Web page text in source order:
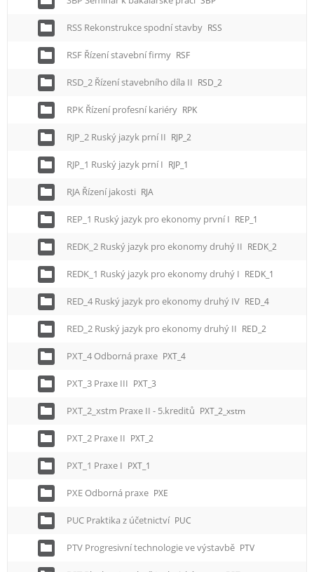
RSS Rekonstrukce spodní stavby RSS
RSF Řízení stavební firmy RSF
RSD_2 Řízení stavebního díla II RSD_2
RPK Řízení profesní kariéry RPK
RJP_2 Ruský jazyk prní II RJP_2
RJP_1 Ruský jazyk prní I RJP_1
RJA Řízení jakosti RJA
REP_1 Ruský jazyk pro ekonomy první I REP_1
REDK_2 Ruský jazyk pro ekonomy druhý II REDK_2
REDK_1 Ruský jazyk pro ekonomy druhý I REDK_1
RED_4 Ruský jazyk pro ekonomy druhý IV RED_4
RED_2 Ruský jazyk pro ekonomy druhý II RED_2
PXT_4 Odborná praxe PXT_4
PXT_3 Praxe III PXT_3
PXT_2_xstm Praxe II - 5.kreditů PXT_2_xstm
PXT_2 Praxe II PXT_2
PXT_1 Praxe I PXT_1
PXE Odborná praxe PXE
PUC Praktika z účetnictví PUC
PTV Progresivní technologie ve výstavbě PTV